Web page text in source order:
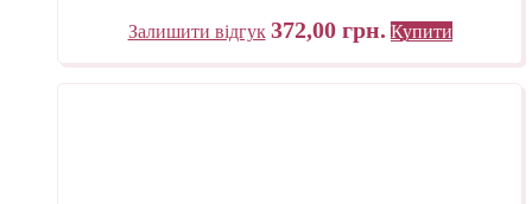
Залишити відгук 372,00 грн. Купити